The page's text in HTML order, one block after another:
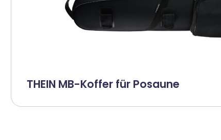
THEIN MB-Koffer für Posaune